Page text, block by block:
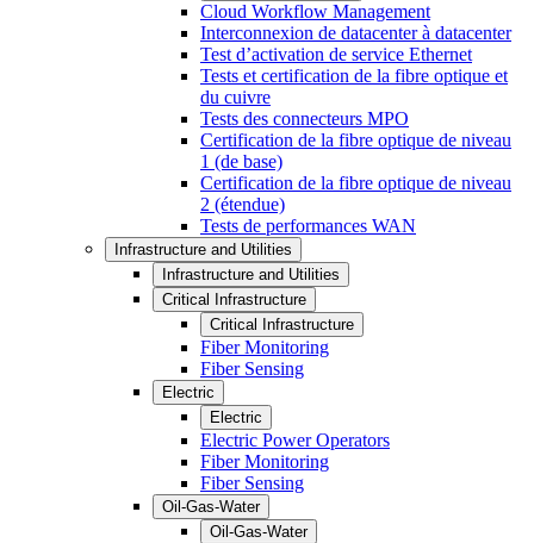
Cloud Workflow Management
Interconnexion de datacenter à datacenter
Test d’activation de service Ethernet
Tests et certification de la fibre optique et
du cuivre
Tests des connecteurs MPO
Certification de la fibre optique de niveau
1 (de base)
Certification de la fibre optique de niveau
2 (étendue)
Tests de performances WAN
Infrastructure and Utilities
Infrastructure and Utilities
Critical Infrastructure
Critical Infrastructure
Fiber Monitoring
Fiber Sensing
Electric
Electric
Electric Power Operators
Fiber Monitoring
Fiber Sensing
Oil-Gas-Water
Oil-Gas-Water